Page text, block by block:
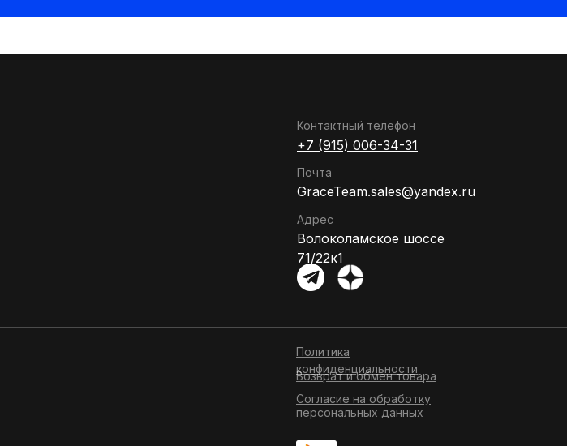
Политика
конфиденциальности
Контактный телефон
Почта
Адрес
Волоколамское шоссе
71/22к1
GraceTeam.sales@yandex.ru
+7 (915) 006-34-31
Возврат и обмен товара
Согласие на обработку
персональных данных